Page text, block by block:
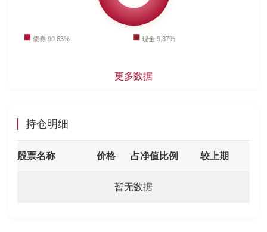
更多数据
持仓明细
股票名称 价格 占净值比例 较上期
暂无数据